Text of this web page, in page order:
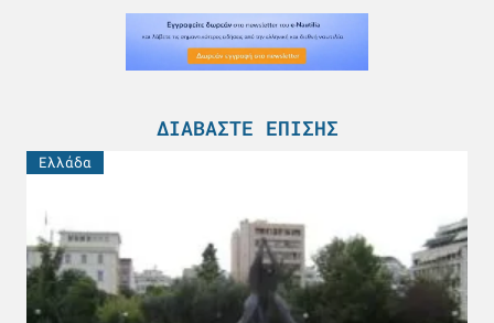
ΔΙΑΒΆΣΤΕ ΕΠΊΣΗΣ
Ελλάδα